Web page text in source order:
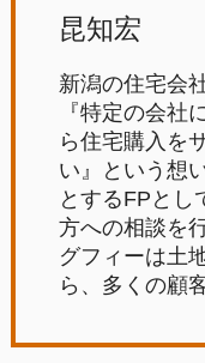
昆知宏
新潟の住宅会
『特定の会社
ら住宅購入を
い』という想
とするFPとし
方への相談を
グフィーは土
ら、多くの顧